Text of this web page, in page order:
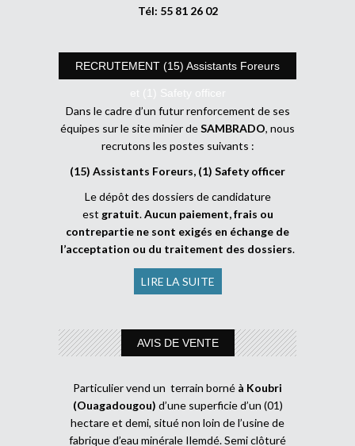
Tél: 55 81 26 02
RECRUTEMENT (15) Assistants Foreurs
et (1) Safety officer
Dans le cadre d’un futur renforcement de ses
équipes sur le site minier deSAMBRADO, nous
recrutons les postes suivants :
(15) Assistants Foreurs, (1) Safety officer
Le dépôt des dossiers de candidature
est gratuit.Aucun paiement, frais ou
contrepartie ne sont exigés en échange de
l’acceptation ou du traitement des dossiers.
LIRE LA SUITE
AVIS DE VENTE
Particulier vend un terrain borné à Koubri
(Ouagadougou) d’une superficie d’un (01)
hectare et demi, situé non loin de l’usine de
fabrique d’eau minérale Ilemdé. Semi clôturé